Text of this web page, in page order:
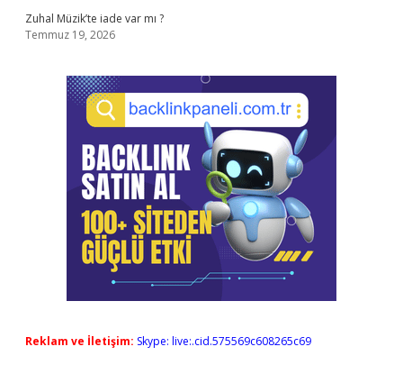
Zuhal Müzik’te iade var mı ?
Temmuz 19, 2026
Reklam ve İletişim: Skype: live:.cid.575569c608265c69